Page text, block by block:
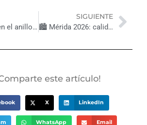
🌍 Invertir en el anillo de cenotes: geografía, historia y plusvalía en Yucatán
SIGUIENTE
🏙️ Mérida 2026: calidad de vida, seguridad y proyección inmobiliaria internacional
este artículo!
X LinkedIn
WhatsApp Email